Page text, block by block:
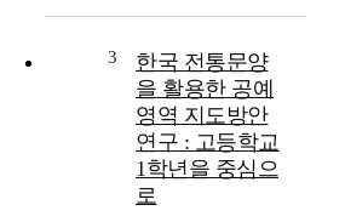
3
한국 전통문양
을 활용한 공예
영역 지도방안
연구 : 고등학교
1학년을 중심으
로